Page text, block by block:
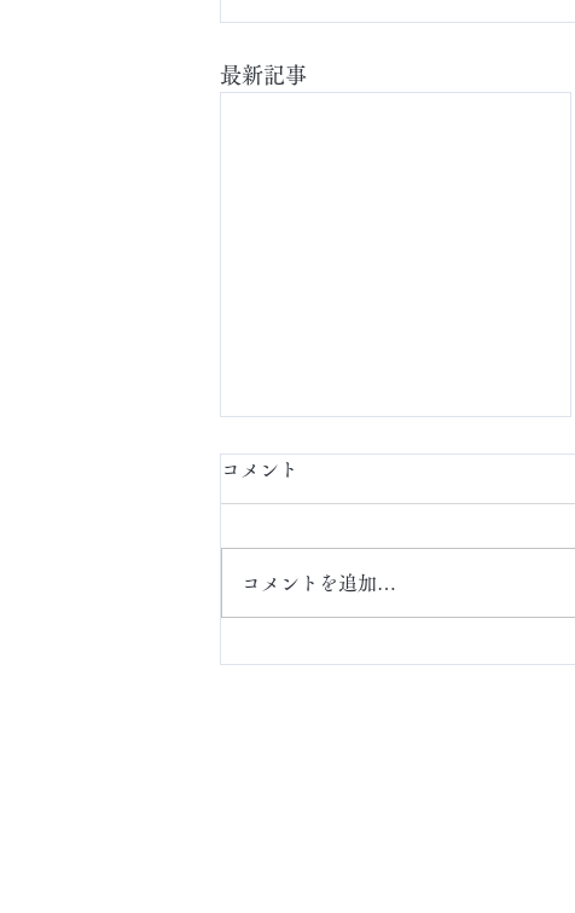
最新記事
コメント
コメントを追加…